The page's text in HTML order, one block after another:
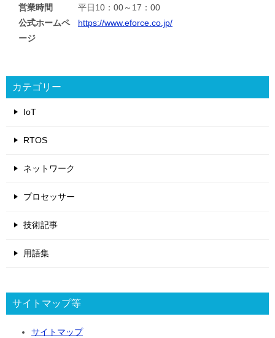
営業時間
平日10：00～17：00
公式ホームペ
ージ
https://www.eforce.co.jp/
カテゴリー
IoT
RTOS
ネットワーク
プロセッサー
技術記事
用語集
サイトマップ等
サイトマップ